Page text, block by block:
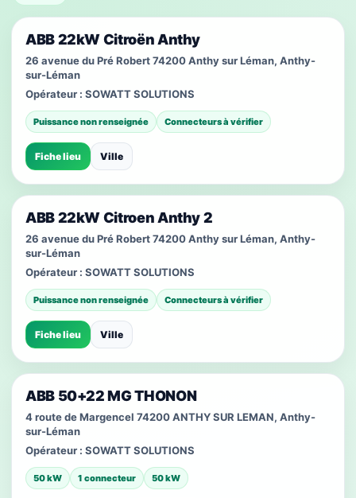
ABB 22kW Citroën Anthy
26 avenue du Pré Robert 74200 Anthy sur Léman, Anthy-
sur-Léman
Opérateur : SOWATT SOLUTIONS
Puissance non renseignée Connecteurs à vérifier
Fiche lieu Ville
ABB 22kW Citroen Anthy 2
26 avenue du Pré Robert 74200 Anthy sur Léman, Anthy-
sur-Léman
Opérateur : SOWATT SOLUTIONS
Puissance non renseignée Connecteurs à vérifier
Fiche lieu Ville
ABB 50+22 MG THONON
4 route de Margencel 74200 ANTHY SUR LEMAN, Anthy-
sur-Léman
Opérateur : SOWATT SOLUTIONS
50 kW 1 connecteur 50 kW